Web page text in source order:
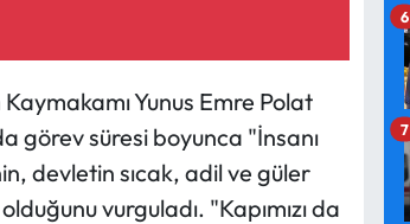
Yunus Emre Polat
görev süresi boyunca "İnsanı
devletin sıcak, adil ve güler
vurguladı. "Kapımızı da
6
7